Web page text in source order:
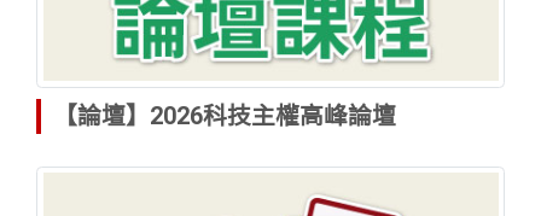
【論壇】2026科技主權高峰論壇